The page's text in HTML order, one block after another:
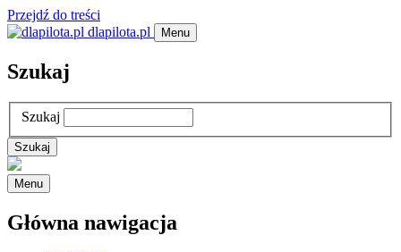
Przejdź do treści
dlapilota.pl
Menu
Szukaj
Szukaj
Menu
Główna nawigacja